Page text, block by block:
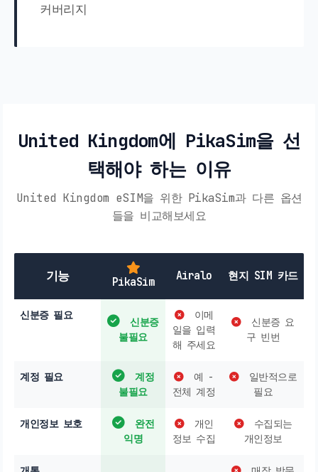
커버리지
United Kingdom에 PikaSim을 선
택해야 하는 이유
United Kingdom eSIM을 위한 PikaSim과 다른 옵션
들을 비교해보세요
기능 PikaSim Airalo 현지 SIM 카드
신분증 필요
신분증
불필요
이메
일을 입력
해 주세요
신분증 요
구 빈번
계정 필요
계정
불필요
예 -
전체 계정
일반적으로
필요
개인정보 보호
완전
익명
개인
정보 수집
수집되는
개인정보